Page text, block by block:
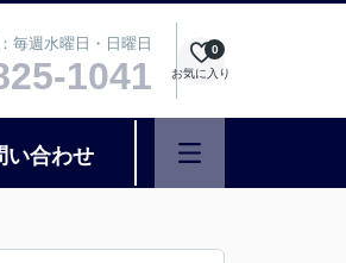
毎週水曜日・日曜日
1041 お気に入り
0
い合わせ